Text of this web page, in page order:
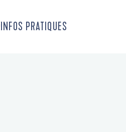
INFOS PRATIQUES